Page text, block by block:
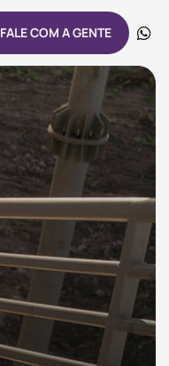
FALE COM A GENTE